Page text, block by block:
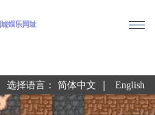
选择语言： 简体中文 | English